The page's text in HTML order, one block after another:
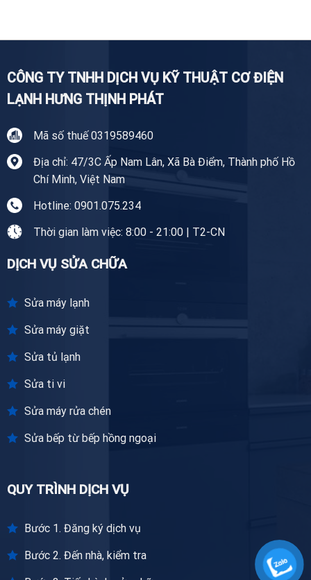
CÔNG TY TNHH DỊCH VỤ KỸ THUẬT CƠ ĐIỆN
LẠNH HƯNG THỊNH PHÁT
Mã số thuế 0319589460
Địa chỉ: 47/3C Ấp Nam Lân, Xã Bà Điểm, Thành phố Hồ
Chí Minh, Việt Nam
Hotline: 0901.075.234
Thời gian làm việc: 8:00 - 21:00 | T2-CN
DỊCH VỤ SỬA CHỮA
Sửa máy lạnh
Sửa máy giặt
Sửa tủ lạnh
Sửa ti vi
Sửa máy rửa chén
Sửa bếp từ bếp hồng ngoại
QUY TRÌNH DỊCH VỤ
Bước 1. Đăng ký dịch vụ
Bước 2. Đến nhà, kiểm tra